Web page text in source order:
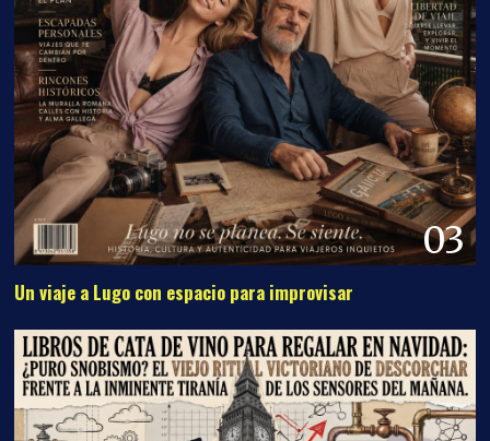
03
Un viaje a Lugo con espacio para improvisar